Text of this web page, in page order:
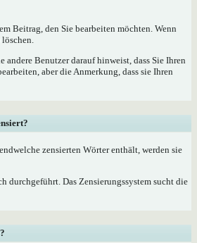
Beitrag, den Sie bearbeiten möchten. Wenn
löschen.
Benutzer darauf hinweist, dass Sie Ihren
aber die Anmerkung, dass sie Ihren
zensierten Wörter enthält, werden sie
durchgeführt. Das Zensierungssystem sucht die